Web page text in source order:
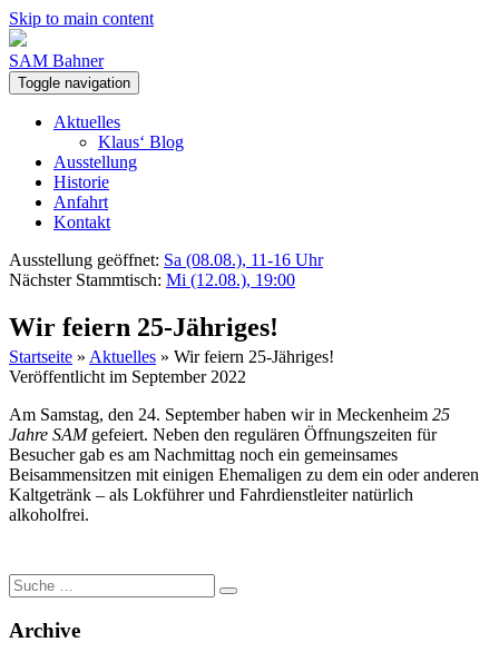
Skip to main content
SAM Bahner
Toggle navigation
Aktuelles
Klaus‘ Blog
Ausstellung
Historie
Anfahrt
Kontakt
Ausstellung geöffnet: Sa (08.08.), 11-16 Uhr
Nächster Stammtisch: Mi (12.08.), 19:00
Wir feiern 25-Jähriges!
Startseite » Aktuelles » Wir feiern 25-Jähriges!
Veröffentlicht im September 2022
Am Samstag, den 24. September haben wir in Meckenheim 25
Jahre SAMgefeiert. Neben den regulären Öffnungszeiten für
Besucher gab es am Nachmittag noch ein gemeinsames
Beisammensitzen mit einigen Ehemaligen zu dem ein oder anderen
Kaltgetränk – als Lokführer und Fahrdienstleiter natürlich
alkoholfrei.
Suche
nach:
Archive